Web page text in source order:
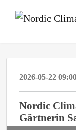
2026-05-22
Nordic
Gärtnerin